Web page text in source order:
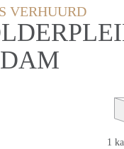
VERHUURD
1